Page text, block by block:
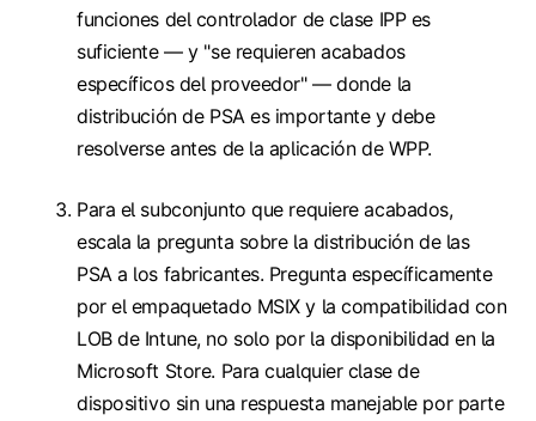
funciones del controlador de clase IPP es
suficiente — y "se requieren acabados
específicos del proveedor" — donde la
distribución de PSA es importante y debe
resolverse antes de la aplicación de WPP.
Para el subconjunto que requiere acabados,
escala la pregunta sobre la distribución de las
PSA a los fabricantes. Pregunta específicamente
por el empaquetado MSIX y la compatibilidad con
LOB de Intune, no solo por la disponibilidad en la
Microsoft Store. Para cualquier clase de
dispositivo sin una respuesta manejable por parte